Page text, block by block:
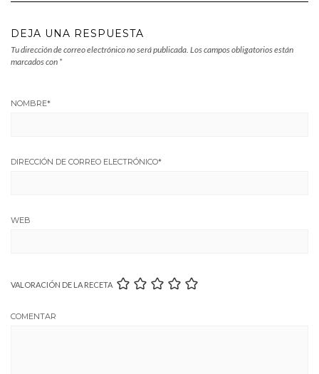
DEJA UNA RESPUESTA
Tu dirección de correo electrónico no será publicada. Los campos obligatorios están
marcados con *
NOMBRE*
DIRECCIÓN DE CORREO ELECTRÓNICO*
WEB
VALORACIÓN DE LA RECETA
COMENTAR